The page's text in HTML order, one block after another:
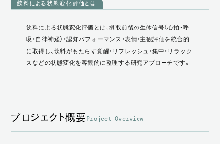
飲料による状態変化評価とは
飲料による状態変化評価とは、摂取前後の生体信号（心拍・呼
吸・自律神経）・認知パフォーマンス・表情・主観評価を統合的
に取得し、飲料がもたらす覚醒・リフレッシュ・集中・リラック
スなどの状態変化を客観的に整理する研究アプローチです。
プロジェクト概要 Project Overview